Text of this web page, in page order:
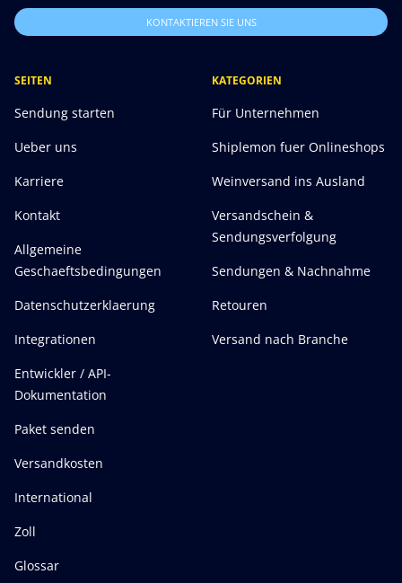
KONTAKTIEREN SIE UNS
SEITEN
Sendung starten
Ueber uns
Karriere
Kontakt
Allgemeine
Geschaeftsbedingungen
Datenschutzerklaerung
Integrationen
Entwickler / API-
Dokumentation
Paket senden
Versandkosten
International
Zoll
Glossar
KATEGORIEN
Für Unternehmen
Shiplemon fuer Onlineshops
Weinversand ins Ausland
Versandschein &
Sendungsverfolgung
Sendungen & Nachnahme
Retouren
Versand nach Branche